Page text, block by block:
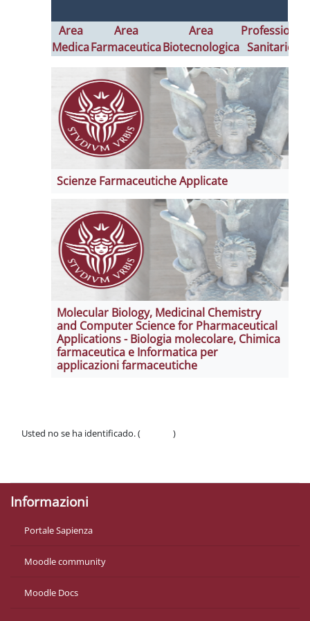
Area
Medica
Area
Farmaceutica
Area
Biotecnologica
Professioni
Sanitarie
Scienze Farmaceutiche Applicate
Molecular Biology, Medicinal Chemistry
and Computer Science for Pharmaceutical
Applications - Biologia molecolare, Chimica
farmaceutica e Informatica per
applicazioni farmaceutiche
Usted no se ha identificado. (
)
Informazioni
Portale Sapienza
Moodle community
Moodle Docs